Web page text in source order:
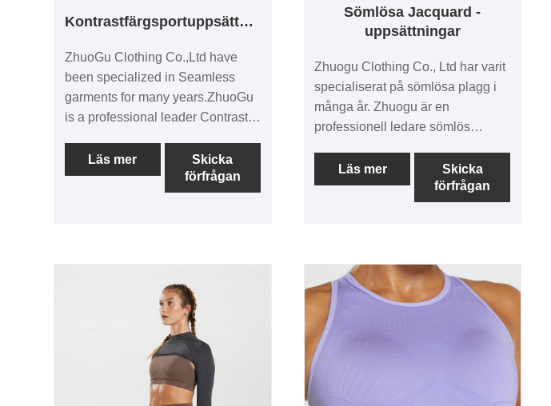
Kontrastfärgsportuppsättningar
ZhuoGu Clothing Co.,Ltd have
been specialized in Seamless
garments for many years.ZhuoGu
is a professional leader Contrast
with high quality and reasonable
price.We will always adhere to the
"quality, credibility" purpose, with
the market, comprehensive
development, welcome friends
from all walks of life come to visit,
guidance and business
Läs mer
Skicka
förfrågan
Sömlösa Jacquard -
uppsättningar
Zhuogu Clothing Co., Ltd har varit
specialiserat på sömlösa plagg i
många år. Zhuogu är en
professionell ledare sömlös
hög kvalitet och rimligt pris. Vi
kommer alltid att följa "kvalitet,
trovärdighet" -syftet, med
fortsätta att fördjupa reformen,
innovationsmekanism, Adapt to
the Market, Comprehabilit Syftet,
med vetenskapliga
hanteringsmetoder, stark teknisk
kraft, kommer att fortsätta att
Läs mer
Skicka
förfrågan